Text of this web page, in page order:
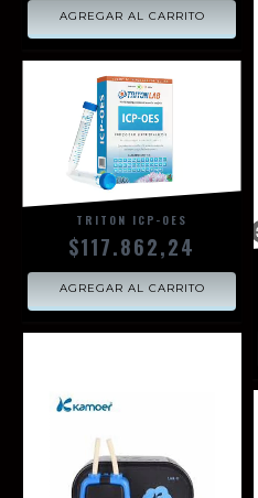
AGREGAR AL CARRITO
TRITON ICP-OES
$117.862,24
AGREGAR AL CARRITO